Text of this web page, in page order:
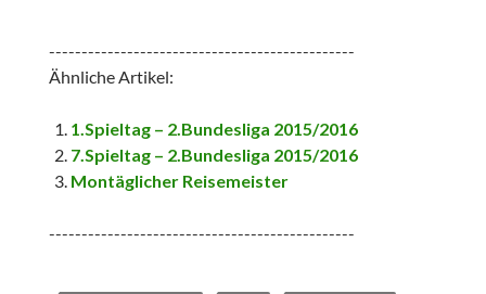
-----------------------------------------------
Ähnliche Artikel:
1.Spieltag – 2.Bundesliga 2015/2016
7.Spieltag – 2.Bundesliga 2015/2016
Montäglicher Reisemeister
-----------------------------------------------